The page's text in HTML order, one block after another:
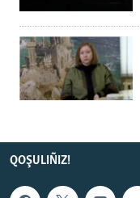
QOŞULIÑIZ!